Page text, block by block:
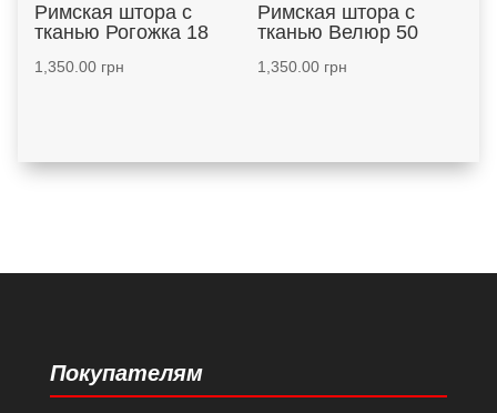
Римская штора с
тканью Рогожка 18
1,350.00грн
Римская штора с
тканью Велюр 50
1,350.00грн
Покупателям